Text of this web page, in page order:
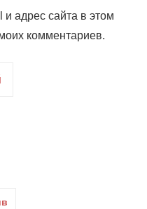
адрес сайта в этом
комментариев.